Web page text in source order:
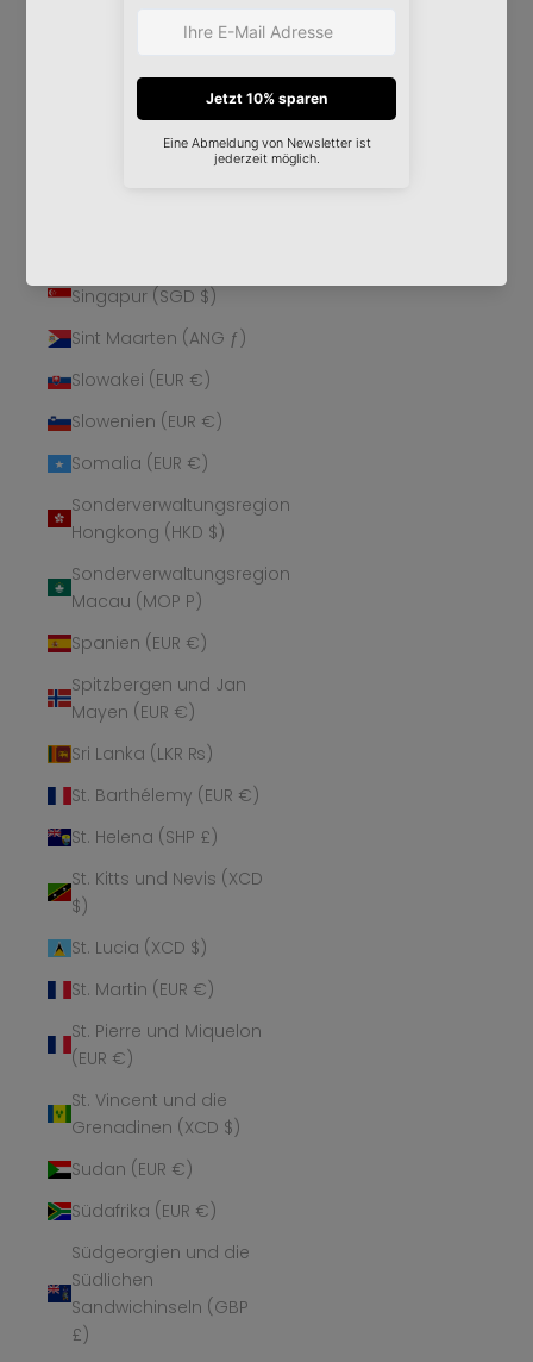
Schweiz (CHF CHF)
Senegal (XOF Fr)
Seychellen (EUR €)
Singapur (SGD $)
Sint Maarten (ANG ƒ)
Slowakei (EUR €)
Slowenien (EUR €)
Somalia (EUR €)
Sonderverwaltungsregion
Hongkong (HKD $)
Sonderverwaltungsregion
Macau (MOP P)
Spanien (EUR €)
Spitzbergen und Jan
Mayen (EUR €)
Sri Lanka (LKR ₨)
St. Barthélemy (EUR €)
St. Helena (SHP £)
St. Kitts und Nevis (XCD
$)
St. Lucia (XCD $)
St. Martin (EUR €)
St. Pierre und Miquelon
(EUR €)
St. Vincent und die
Grenadinen (XCD $)
Sudan (EUR €)
Südafrika (EUR €)
Südgeorgien und die
Südlichen
Sandwichinseln (GBP
£)